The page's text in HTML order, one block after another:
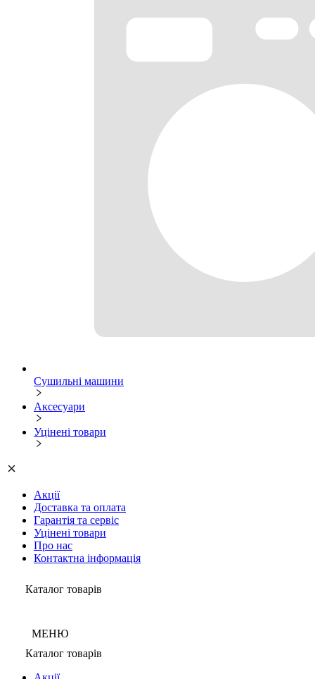
Сушильні машини
Аксесуари
Уцінені товари
Акції
Доставка та оплата
Гарантія та сервіс
Уцінені товари
Про нас
Контактна інформація
Каталог товарів
МЕНЮ
Каталог товарів